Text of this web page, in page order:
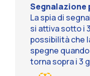
La spia di
si attiva sotto i
possibilità che
spegne
torna sopra i 3